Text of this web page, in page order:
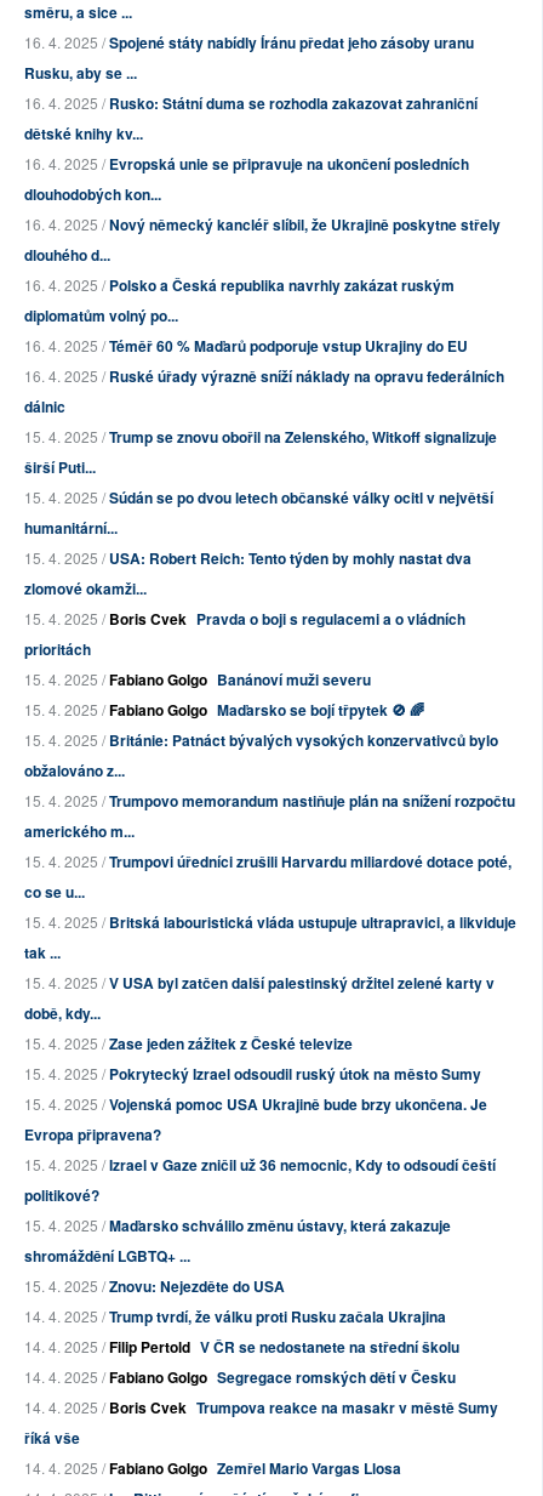
směru, a sice ...
16. 4. 2025 /Spojené státy nabídly Íránu předat jeho zásoby uranu
Rusku, aby se ...
16. 4. 2025 /Rusko: Státní duma se rozhodla zakazovat zahraniční
dětské knihy kv...
16. 4. 2025 /Evropská unie se připravuje na ukončení posledních
dlouhodobých kon...
16. 4. 2025 /Nový německý kancléř slíbil, že Ukrajině poskytne střely
dlouhého d...
16. 4. 2025 /Polsko a Česká republika navrhly zakázat ruským
diplomatům volný po...
16. 4. 2025 /Téměř 60 % Maďarů podporuje vstup Ukrajiny do EU
16. 4. 2025 /Ruské úřady výrazně sníží náklady na opravu federálních
dálnic
15. 4. 2025 /Trump se znovu obořil na Zelenského, Witkoff signalizuje
širší Puti...
15. 4. 2025 /Súdán se po dvou letech občanské války ocitl v největší
humanitární...
15. 4. 2025 /USA: Robert Reich: Tento týden by mohly nastat dva
zlomové okamži...
15. 4. 2025 /Boris Cvek Pravda o boji s regulacemi a o vládních
prioritách
15. 4. 2025 /Fabiano Golgo Banánoví muži severu
15. 4. 2025 /Fabiano Golgo Maďarsko se bojí třpytek 🚫 🌈
15. 4. 2025 /Británie: Patnáct bývalých vysokých konzervativců bylo
obžalováno z...
15. 4. 2025 /Trumpovo memorandum nastiňuje plán na snížení rozpočtu
amerického m...
15. 4. 2025 /Trumpovi úředníci zrušili Harvardu miliardové dotace poté,
co se u...
15. 4. 2025 /Britská labouristická vláda ustupuje ultrapravici, a likviduje
tak ...
15. 4. 2025 /V USA byl zatčen další palestinský držitel zelené karty v
době, kdy...
15. 4. 2025 /Zase jeden zážitek z České televize
15. 4. 2025 /Pokrytecký Izrael odsoudil ruský útok na město Sumy
15. 4. 2025 /Vojenská pomoc USA Ukrajině bude brzy ukončena. Je
Evropa připravena?
15. 4. 2025 /Izrael v Gaze zničil už 36 nemocnic, Kdy to odsoudí čeští
politikové?
15. 4. 2025 /Maďarsko schválilo změnu ústavy, která zakazuje
shromáždění LGBTQ+ ...
15. 4. 2025 /Znovu: Nejezděte do USA
14. 4. 2025 /Trump tvrdí, že válku proti Rusku začala Ukrajina
14. 4. 2025 /Filip Pertold V ČR se nedostanete na střední školu
14. 4. 2025 /Fabiano Golgo Segregace romských dětí v Česku
14. 4. 2025 /Boris Cvek Trumpova reakce na masakr v městě Sumy
říká vše
14. 4. 2025 /Fabiano Golgo Zemřel Mario Vargas Llosa